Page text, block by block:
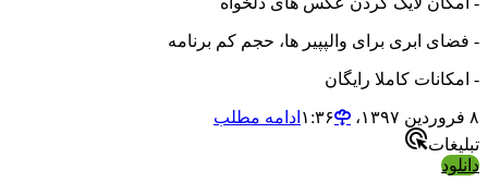
ابری برای والپپیر ها، حجم کم برنامه
کاملا رایگان
ادامه مطلب